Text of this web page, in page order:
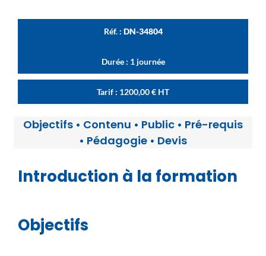
Réf. : DN-34804
Durée : 1 journée
Tarif : 1200,00€ HT
Objectifs • Contenu • Public • Pré-requis
• Pédagogie • Devis
Introduction à la formation
Objectifs